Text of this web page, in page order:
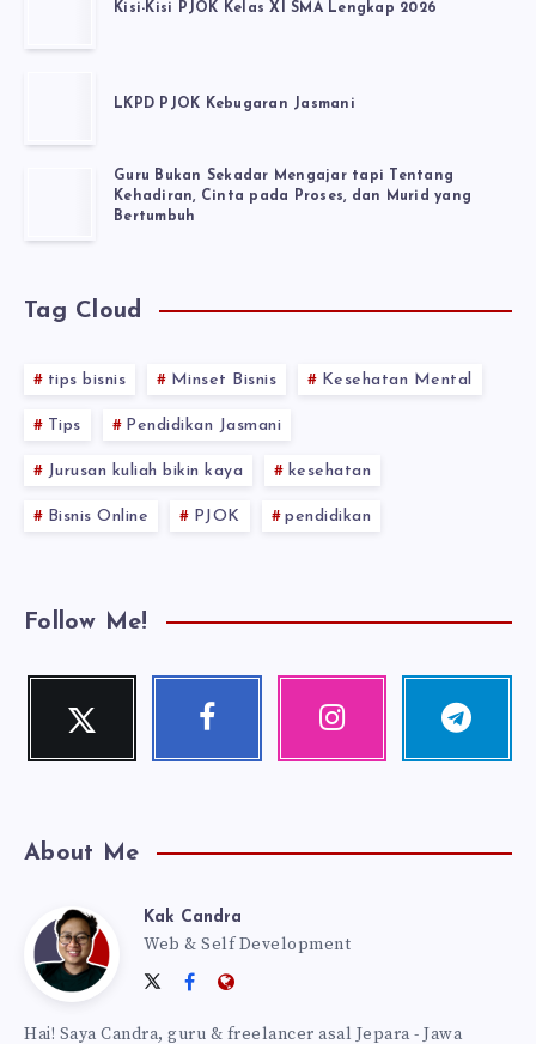
Kisi-Kisi PJOK Kelas XI SMA Lengkap 2026
LKPD PJOK Kebugaran Jasmani
Guru Bukan Sekadar Mengajar tapi Tentang
Kehadiran, Cinta pada Proses, dan Murid yang
Bertumbuh
Tag Cloud
tips bisnis Minset Bisnis Kesehatan Mental
Tips Pendidikan Jasmani
Jurusan kuliah bikin kaya kesehatan
Bisnis Online PJOK pendidikan
Follow Me!
Twitter
Follow
Facebook Instagram Telegram
Follow
About Me
Kak
Candra
Kak Candra
Web & Self Development
Follow
FollowWebsite:
Hai! Saya Candra, guru & freelancer asal Jepara - Jawa